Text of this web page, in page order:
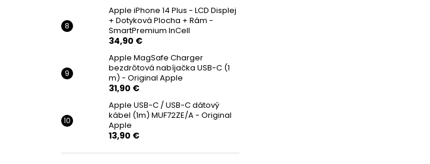
Apple iPhone 14 Plus - LCD Displej
+ Dotyková Plocha + Rám -
SmartPremium InCell
34,90 €
Apple MagSafe Charger
bezdrôtová nabíjačka USB-C (1
m) - Original Apple
31,90 €
Apple USB-C / USB-C dátový
kábel (1m) MUF72ZE/A - Original
Apple
13,90 €